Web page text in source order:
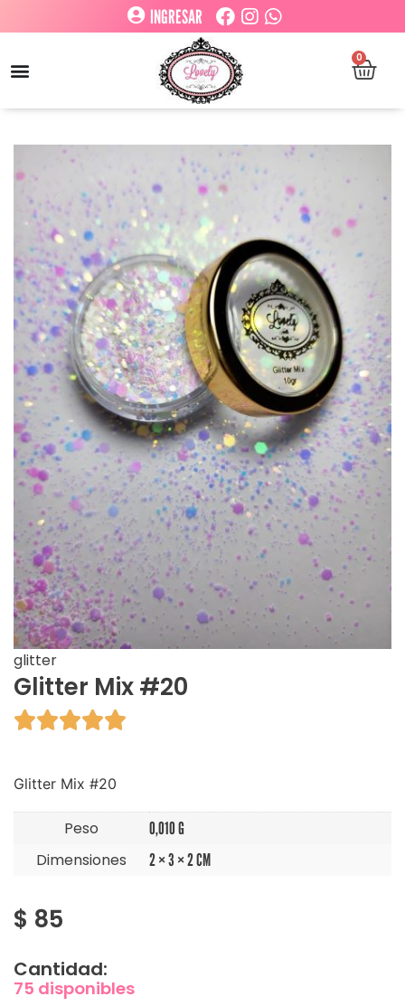
INGRESAR
0
glitter
Glitter Mix #20

Glitter Mix #20
Peso 0,010 G
Dimensiones 2 × 3 × 2 CM
$ 85
Cantidad:
75 disponibles